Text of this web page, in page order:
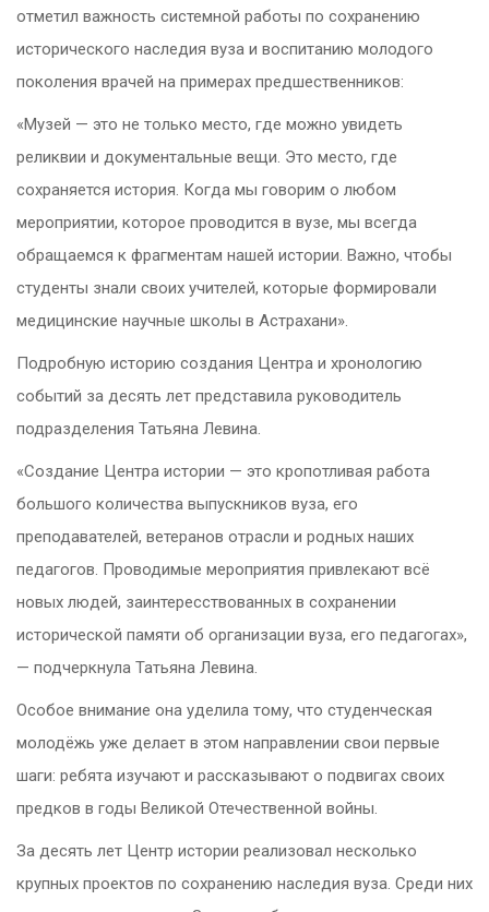
отметил важность системной работы по сохранению
исторического наследия вуза и воспитанию молодого
поколения врачей на примерах предшественников:
«Музей — это не только место, где можно увидеть
реликвии и документальные вещи. Это место, где
сохраняется история. Когда мы говорим о любом
мероприятии, которое проводится в вузе, мы всегда
обращаемся к фрагментам нашей истории. Важно, чтобы
студенты знали своих учителей, которые формировали
медицинские научные школы в Астрахани».
Подробную историю создания Центра и хронологию
событий за десять лет представила руководитель
подразделения Татьяна Левина.
«Создание Центра истории — это кропотливая работа
большого количества выпускников вуза, его
преподавателей, ветеранов отрасли и родных наших
педагогов. Проводимые мероприятия привлекают всё
новых людей, заинтересствованных в сохранении
исторической памяти об организации вуза, его педагогах»,
— подчеркнула Татьяна Левина.
Особое внимание она уделила тому, что студенческая
молодёжь уже делает в этом направлении свои первые
шаги: ребята изучают и рассказывают о подвигах своих
предков в годы Великой Отечественной войны.
За десять лет Центр истории реализовал несколько
крупных проектов по сохранению наследия вуза. Среди них